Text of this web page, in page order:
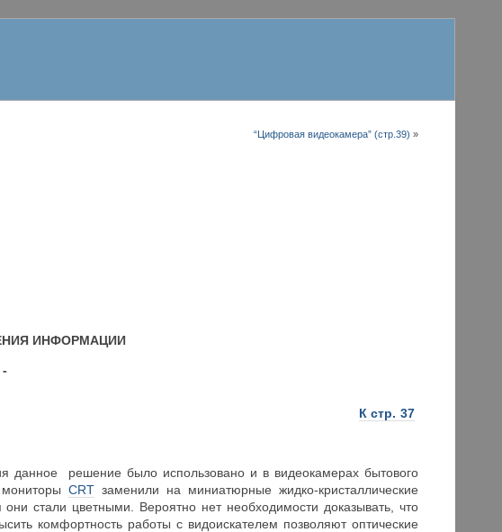
“Цифровая видеокамера” (стр.39) »
ИНФОРМАЦИИ
К стр. 37
решение было использовано и в видеокамерах бытового
CRTзаменили на миниатюрные жидко-кристаллические
стали цветными. Вероятно нет необходимости доказывать, что
комфортность работы с видоискателем позволяют оптические